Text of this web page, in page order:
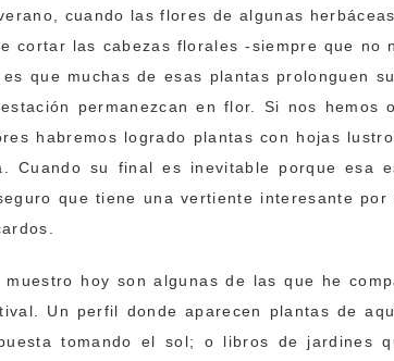
cuando las flores de algunas
cortar las cabezas florales -siempre que no
es que muchas de esas plantas prolonguen
permanezcan en flor. Si nos hemos
habremos logrado plantas con hojas
Cuando su final es inevitable porque esa
que tiene una vertiente interesante
muestro hoy son algunas de las que he
Un perfil donde aparecen plantas de
tomando el sol; o libros de jardines